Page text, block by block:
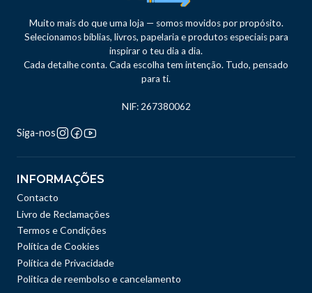
Muito mais do que uma loja — somos movidos por propósito.
Selecionamos bíblias, livros, papelaria e produtos especiais para
inspirar o teu dia a dia.
Cada detalhe conta. Cada escolha tem intenção. Tudo, pensado
para ti.
NIF: 267380062
Siga-nos
INFORMAÇÕES
Contacto
Livro de Reclamações
Termos e Condições
Política de Cookies
Política de Privacidade
Politica de reembolso e cancelamento